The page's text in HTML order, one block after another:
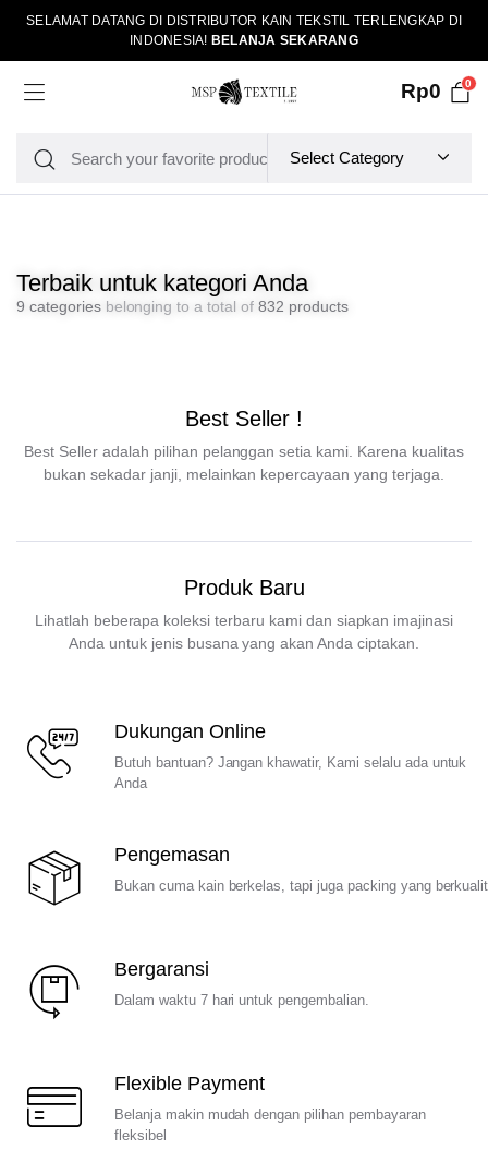
SELAMAT DATANG DI DISTRIBUTOR KAIN TEKSTIL TERLENGKAP DI
INDONESIA! BELANJA SEKARANG
Rp0 0
Terbaik untuk kategori Anda
9 categoriesbelonging to a total of 832 products
Best Seller !
Best Seller adalah pilihan pelanggan setia kami. Karena kualitas
bukan sekadar janji, melainkan kepercayaan yang terjaga.
Produk Baru
Lihatlah beberapa koleksi terbaru kami dan siapkan imajinasi
Anda untuk jenis busana yang akan Anda ciptakan.
Dukungan Online
Butuh bantuan? Jangan khawatir, Kami selalu ada untuk
Anda
Pengemasan
Bukan cuma kain berkelas, tapi juga packing yang
Bergaransi
Dalam waktu 7 hari untuk pengembalian.
Flexible Payment
Belanja makin mudah dengan pilihan pembayaran
fleksibel